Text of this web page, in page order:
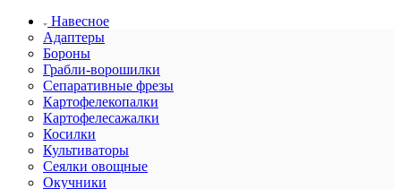
Навесное
Адаптеры
Бороны
Грабли-ворошилки
Сепаративные фрезы
Картофелекопалки
Картофелесажалки
Косилки
Культиваторы
Сеялки овощные
Окучники